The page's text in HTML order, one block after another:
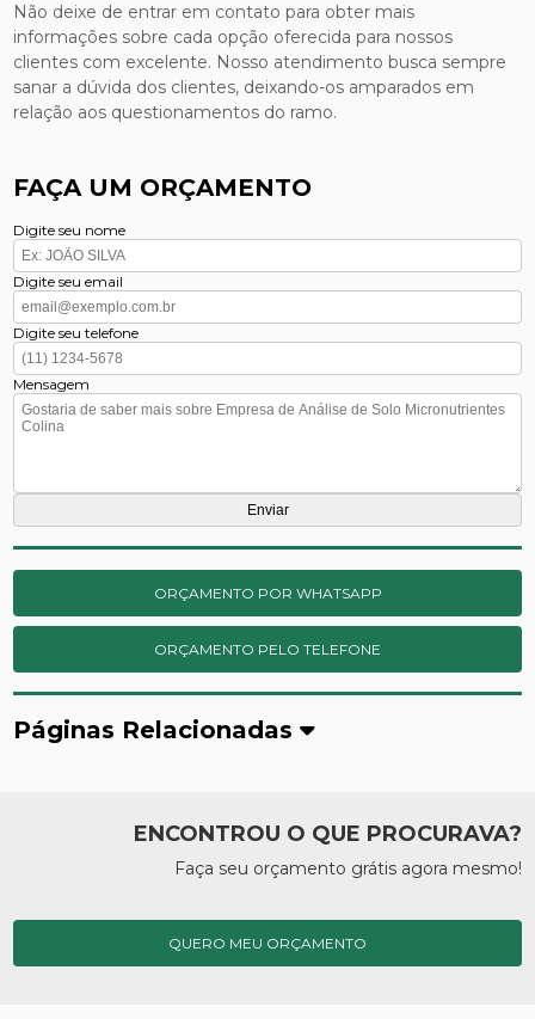
Não deixe de entrar em contato para obter mais
informações sobre cada opção oferecida para nossos
clientes com excelente. Nosso atendimento busca sempre
sanar a dúvida dos clientes, deixando-os amparados em
relação aos questionamentos do ramo.
FAÇA UM ORÇAMENTO
Digite seu nome
Digite seu email
Digite seu telefone
Mensagem
ORÇAMENTO POR WHATSAPP
ORÇAMENTO PELO TELEFONE
Páginas Relacionadas
ENCONTROU O QUE PROCURAVA?
Faça seu orçamento grátis agora mesmo!
QUERO MEU ORÇAMENTO